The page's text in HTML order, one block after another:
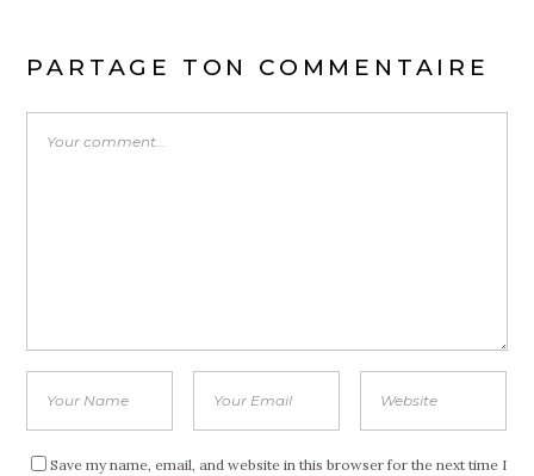
PARTAGE TON COMMENTAIRE
Save my name, email, and website in this browser for the next time I